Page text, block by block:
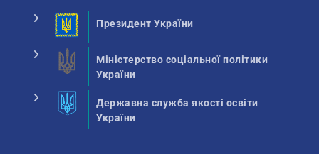
Президент України
Міністерство соціальної політики
України
Державна служба якості освіти
України